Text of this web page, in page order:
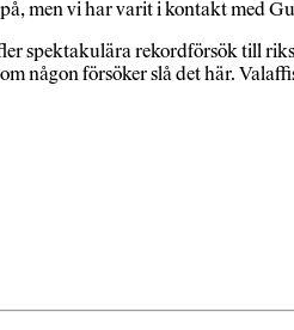
men vi har varit i kontakt med
spektakulära rekordförsök till
någon försöker slå det här.